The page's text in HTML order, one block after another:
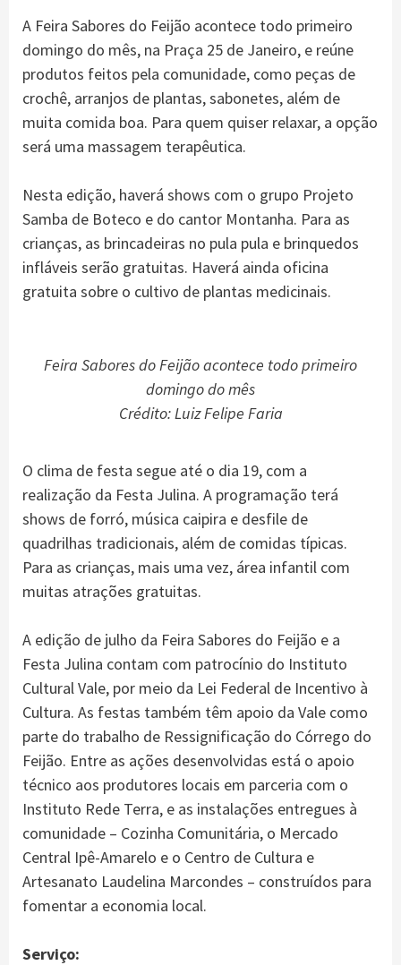
A Feira Sabores do Feijão acontece todo primeiro
domingo do mês, na Praça 25 de Janeiro, e reúne
produtos feitos pela comunidade, como peças de
crochê, arranjos de plantas, sabonetes, além de
muita comida boa. Para quem quiser relaxar, a opção
será uma massagem terapêutica.
Nesta edição, haverá shows com o grupo Projeto
Samba de Boteco e do cantor Montanha. Para as
crianças, as brincadeiras no pula pula e brinquedos
infláveis serão gratuitas. Haverá ainda oficina
gratuita sobre o cultivo de plantas medicinais.
Feira Sabores do Feijão acontece todo primeiro
domingo do mês
Crédito: Luiz Felipe Faria
O clima de festa segue até o dia 19, com a
realização da Festa Julina. A programação terá
shows de forró, música caipira e desfile de
quadrilhas tradicionais, além de comidas típicas.
Para as crianças, mais uma vez, área infantil com
muitas atrações gratuitas.
A edição de julho da Feira Sabores do Feijão e a
Festa Julina contam com patrocínio do Instituto
Cultural Vale, por meio da Lei Federal de Incentivo à
Cultura. As festas também têm apoio da Vale como
parte do trabalho de Ressignificação do Córrego do
Feijão. Entre as ações desenvolvidas está o apoio
técnico aos produtores locais em parceria com o
Instituto Rede Terra, e as instalações entregues à
comunidade – Cozinha Comunitária, o Mercado
Central Ipê-Amarelo e o Centro de Cultura e
Artesanato Laudelina Marcondes – construídos para
fomentar a economia local.
Serviço: